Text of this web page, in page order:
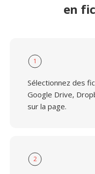
en
1
Sélectionnez des
Google Drive,
sur la page.
2